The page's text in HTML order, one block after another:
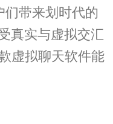
带来划时代的
真实与虚拟交汇
虚拟聊天软件能